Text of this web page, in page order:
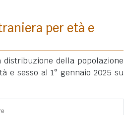
per età e
distribuzione della popolazione
e sesso al 1° gennaio 2025 su